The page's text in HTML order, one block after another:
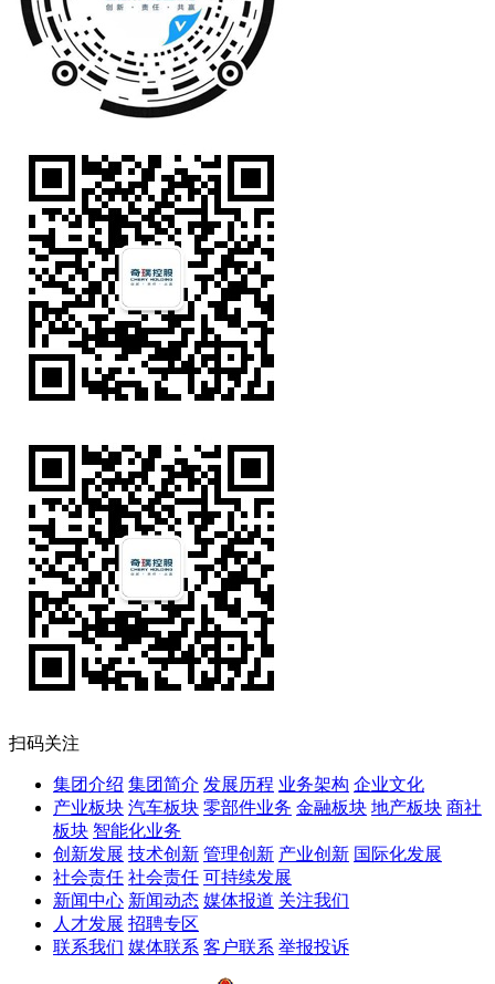
扫码关注
集团介绍 集团简介 发展历程 业务架构 企业文化
产业板块 汽车板块 零部件业务 金融板块 地产板块 商社
板块 智能化业务
创新发展 技术创新 管理创新 产业创新 国际化发展
社会责任 社会责任 可持续发展
新闻中心 新闻动态 媒体报道 关注我们
人才发展 招聘专区
联系我们 媒体联系 客户联系 举报投诉